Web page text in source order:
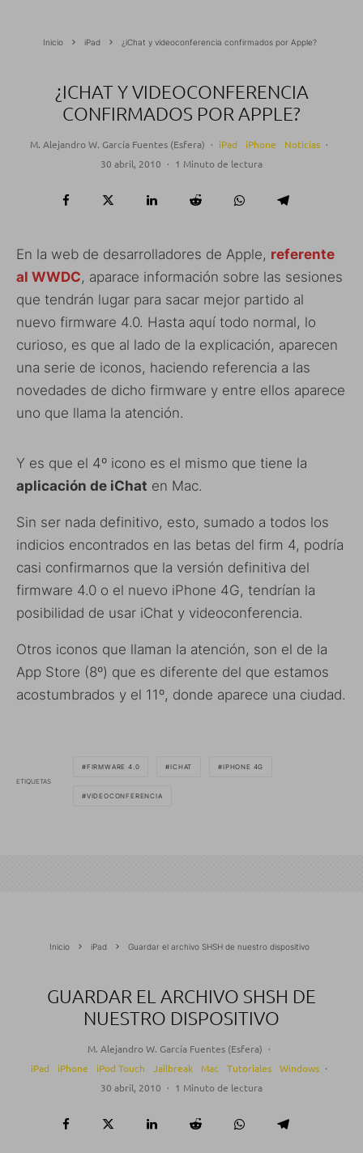
Inicio iPad ¿iChat y videoconferencia confirmados por Apple?
¿ICHAT Y VIDEOCONFERENCIA
CONFIRMADOS POR APPLE?
M. Alejandro W. García Fuentes (Esfera) · iPad iPhone Noticias ·
30 abril, 2010 · 1 Minuto de lectura
En la web de desarrolladores de Apple, referente
al WWDC, aparace información sobre las sesiones
que tendrán lugar para sacar mejor partido al
nuevo firmware 4.0. Hasta aquí todo normal, lo
curioso, es que al lado de la explicación, aparecen
una serie de iconos, haciendo referencia a las
novedades de dicho firmware y entre ellos aparece
uno que llama la atención.
Y es que el 4º icono es el mismo que tiene la
aplicación de iChat en Mac.
Sin ser nada definitivo, esto, sumado a todos los
indicios encontrados en las betas del firm 4, podría
casi confirmarnos que la versión definitiva del
firmware 4.0 o el nuevo iPhone 4G, tendrían la
posibilidad de usar iChat y videoconferencia.
Otros iconos que llaman la atención, son el de la
App Store (8º) que es diferente del que estamos
acostumbrados y el 11º, donde aparece una ciudad.
ETIQUETAS
FIRMWARE 4.0 ICHAT IPHONE 4G
VIDEOCONFERENCIA
Inicio iPad Guardar el archivo SHSH de nuestro dispositivo
GUARDAR EL ARCHIVO SHSH DE
NUESTRO DISPOSITIVO
M. Alejandro W. García Fuentes (Esfera) ·
iPad
iPhone iPod Touch Jailbreak Mac Tutoriales Windows ·
30 abril, 2010 · 1 Minuto de lectura